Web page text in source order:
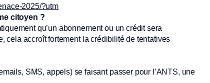
2025/?utm
citoyen ?
qu’un abonnement ou un crédit sera
cela accroît fortement la crédibilité de tentatives
SMS, appels) se faisant passer pour l’ANTS, une